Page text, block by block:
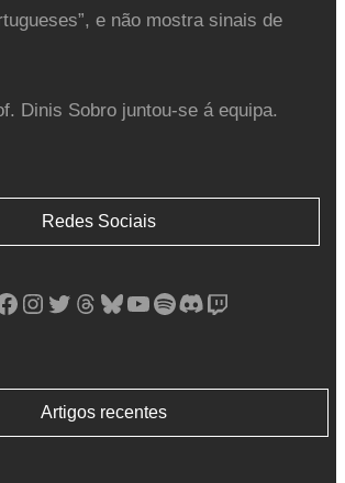
e não mostra sinais de
Dinis Sobro juntou-se á equipa.
Redes Sociais
Instagram Twitter Threads Bluesky YouTube Spotify Discord Twitch
Artigos recentes